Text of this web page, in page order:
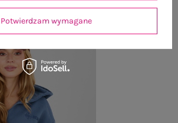
Potwierdzam wymagane